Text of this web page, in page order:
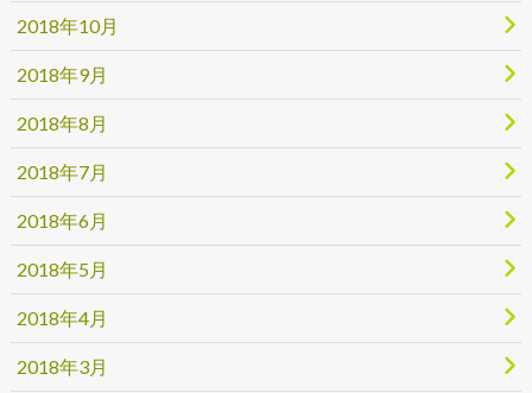
2018年10月
2018年9月
2018年8月
2018年7月
2018年6月
2018年5月
2018年4月
2018年3月